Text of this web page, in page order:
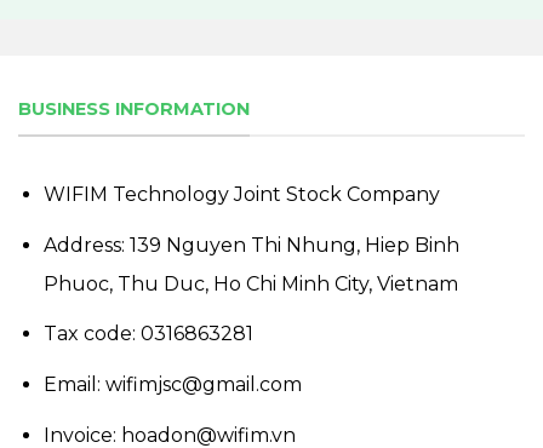
BUSINESS INFORMATION
WIFIM Technology Joint Stock Company
Address: 139 Nguyen Thi Nhung, Hiep Binh
Phuoc, Thu Duc, Ho Chi Minh City, Vietnam
Tax code: 0316863281
Email: wifimjsc@gmail.com
Invoice: hoadon@wifim.vn